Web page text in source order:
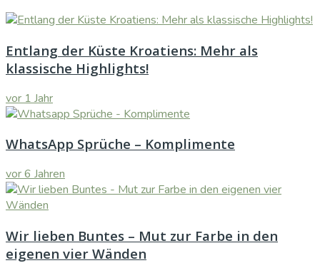
Entlang der Küste Kroatiens: Mehr als
klassische Highlights!
vor 1 Jahr
WhatsApp Sprüche – Komplimente
vor 6 Jahren
Wir lieben Buntes – Mut zur Farbe in den
eigenen vier Wänden